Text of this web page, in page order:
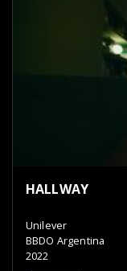
HALLWAY
Unilever
BBDO Argentina
2022